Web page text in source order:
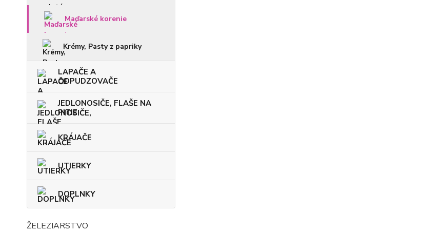
Maďarské korenie
Krémy, Pasty z papriky
LAPAČE A
ODPUDZOVAČE
JEDLONOSIČE, FLAŠE NA
PITIE
KRÁJAČE
UTIERKY
DOPLNKY
ŽELEZIARSTVO